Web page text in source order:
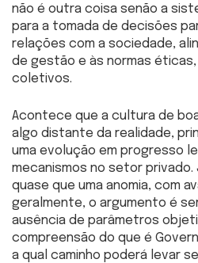
não é outra coisa senão a
para a tomada de decisões
relações com a sociedade,
de gestão e às normas
coletivos.
Acontece que a cultura de
algo distante da realidade,
uma evolução em progresso
mecanismos no setor
quase que uma anomia, com
geralmente, o argumento é
ausência de parâmetros
compreensão do que é
a qual caminho poderá levar